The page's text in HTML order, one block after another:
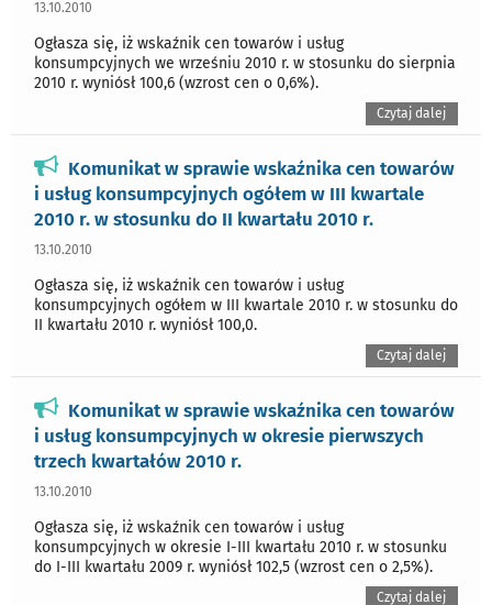
13.10.2010
Ogłasza się, iż wskaźnik cen towarów i usług
konsumpcyjnych we wrześniu 2010 r. w stosunku do sierpnia
2010 r. wyniósł 100,6 (wzrost cen o 0,6%).
Czytaj dalej
Komunikat w sprawie wskaźnika cen towarów
i usług konsumpcyjnych ogółem w III kwartale
2010 r. w stosunku do II kwartału 2010 r.
13.10.2010
Ogłasza się, iż wskaźnik cen towarów i usług
konsumpcyjnych ogółem w III kwartale 2010 r. w stosunku do
II kwartału 2010 r. wyniósł 100,0.
Czytaj dalej
Komunikat w sprawie wskaźnika cen towarów
i usług konsumpcyjnych w okresie pierwszych
trzech kwartałów 2010 r.
13.10.2010
Ogłasza się, iż wskaźnik cen towarów i usług
konsumpcyjnych w okresie I-III kwartału 2010 r. w stosunku
do I-III kwartału 2009 r. wyniósł 102,5 (wzrost cen o 2,5%).
Czytaj dalej